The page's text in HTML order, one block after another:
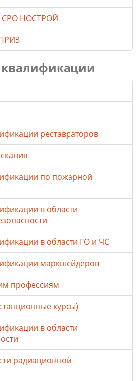
СРО НОСТРОЙ
реставраторов
по пожарной
в области
в области ГО и ЧС
маркшейдеров
профессиям
курсы)
в области
радиационной